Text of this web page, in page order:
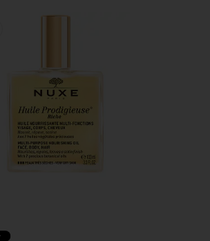
HUILE PRODIGIEUSE RICHE MULTI-